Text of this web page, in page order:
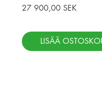
Hinta
27 900,00 SEK
LISÄÄ